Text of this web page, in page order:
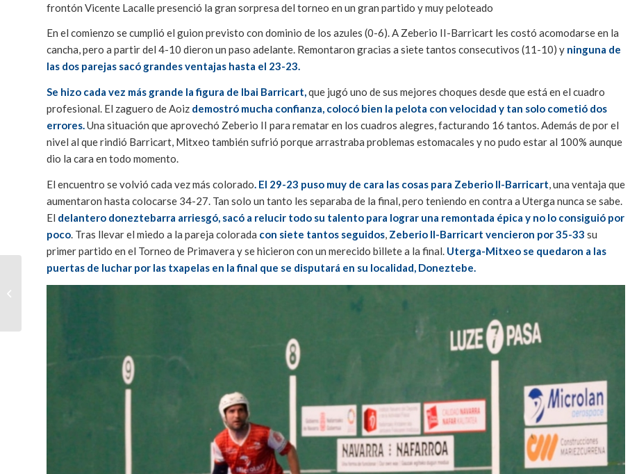
frontón Vicente Lacalle presenció la gran sorpresa del torneo en un gran partido y muy peloteado
En el comienzo se cumplió el guion previsto con dominio de los azules (0-6). A Zeberio II-Barricart les costó acomodarse en la
cancha, pero a partir del 4-10 dieron un paso adelante. Remontaron gracias a siete tantos consecutivos (11-10) y ninguna de
las dos parejas sacó grandes ventajas hasta el 23-23.
Se hizo cada vez más grande la figura de Ibai Barricart,que jugó uno de sus mejores choques desde que está en el cuadro
profesional. El zaguero de Aoiz demostró mucha confianza, colocó bien la pelota con velocidad y tan solo cometió dos
errores.Una situación que aprovechó Zeberio II para rematar en los cuadros alegres, facturando 16 tantos. Además de por el
nivel al que rindió Barricart, Mitxeo también sufrió porque arrastraba problemas estomacales y no pudo estar al 100% aunque
dio la cara en todo momento.
El encuentro se volvió cada vez más colorado. El 29-23 puso muy de cara las cosas para Zeberio II-Barricart, una ventaja que
aumentaron hasta colocarse 34-27. Tan solo un tanto les separaba de la final, pero teniendo en contra a Uterga nunca se sabe.
El delantero doneztebarra arriesgó, sacó a relucir todo su talento para lograr una remontada épica y no lo consiguió por
poco. Tras llevar el miedo a la pareja colorada con siete tantos seguidos, Zeberio II-Barricart vencieron por 35-33 su
primer partido en el Torneo de Primavera y se hicieron con un merecido billete a la final. Uterga-Mitxeo se quedaron a las
puertas de luchar por las txapelas en la final que se disputará en su localidad, Doneztebe.
Peralta y Burlada
acogen este fin de